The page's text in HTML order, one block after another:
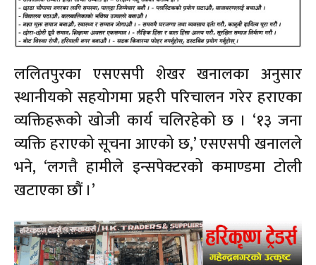
ललितपुरका एसएसपी शेखर खनालका अनुसार
स्थानीयको सहयोगमा प्रहरी परिचालन गरेर हराएका
व्यक्तिहरूको खोजी कार्य चलिरहेको छ । ‘१३ जना
व्यक्ति हराएको सूचना आएको छ,’ एसएसपी खनालले
भने, ‘लगत्तै हामीले इन्सपेक्टरको कमाण्डमा टोली
खटाएका छौं ।’